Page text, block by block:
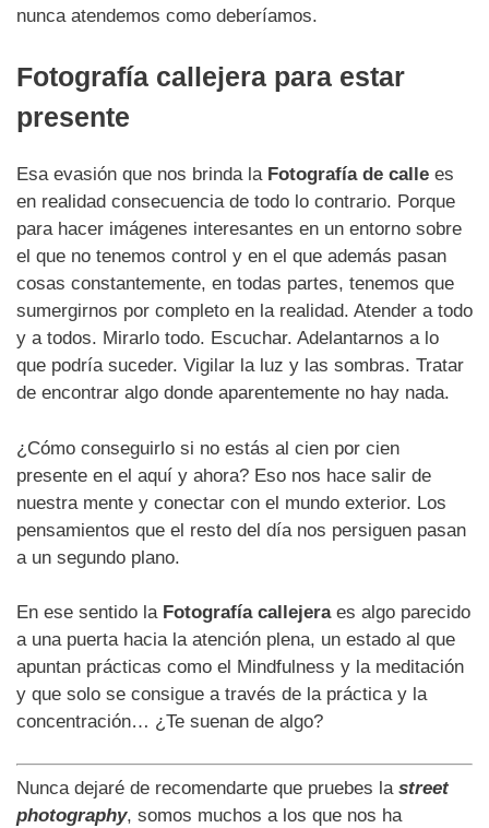
nunca atendemos como deberíamos.
Fotografía callejera para estar
presente
Esa evasión que nos brinda la Fotografía de calle es
en realidad consecuencia de todo lo contrario. Porque
para hacer imágenes interesantes en un entorno sobre
el que no tenemos control y en el que además pasan
cosas constantemente, en todas partes, tenemos que
sumergirnos por completo en la realidad. Atender a todo
y a todos. Mirarlo todo. Escuchar. Adelantarnos a lo
que podría suceder. Vigilar la luz y las sombras. Tratar
de encontrar algo donde aparentemente no hay nada.
¿Cómo conseguirlo si no estás al cien por cien
presente en el aquí y ahora? Eso nos hace salir de
nuestra mente y conectar con el mundo exterior. Los
pensamientos que el resto del día nos persiguen pasan
a un segundo plano.
En ese sentido la Fotografía callejeraes algo parecido
a una puerta hacia la atención plena, un estado al que
apuntan prácticas como el Mindfulness y la meditación
y que solo se consigue a través de la práctica y la
concentración… ¿Te suenan de algo?
Nunca dejaré de recomendarte que pruebes la street
photography, somos muchos a los que nos ha